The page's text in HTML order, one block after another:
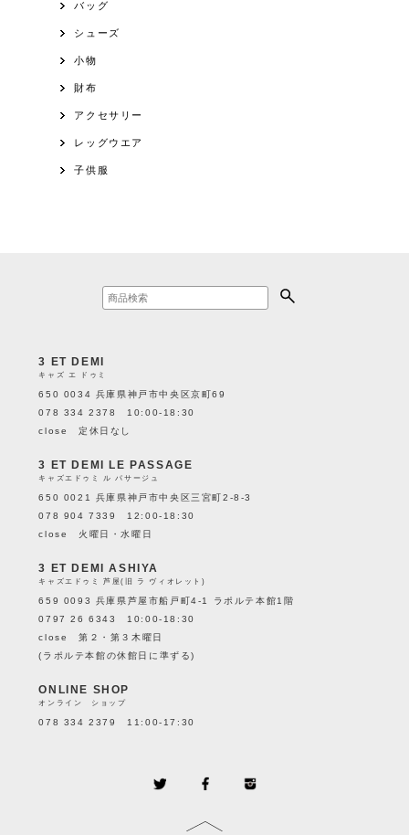
バッグ
シューズ
小物
財布
アクセサリー
レッグウエア
子供服
3 ET DEMI
キャズ エ ドゥミ
650 0034 兵庫県神戸市中央区京町69
078 334 2378 10:00-18:30
close 定休日なし
3 ET DEMI LE PASSAGE
キャズエドゥミ ル パサージュ
650 0021 兵庫県神戸市中央区三宮町2-8-3
078 904 7339 12:00-18:30
close 火曜日・水曜日
3 ET DEMI ASHIYA
キャズエドゥミ 芦屋(旧 ラ ヴィオレット)
659 0093 兵庫県芦屋市船戸町4-1 ラポルテ本館1階
0797 26 6343 10:00-18:30
close 第２・第３木曜日
(ラポルテ本館の休館日に準ずる)
ONLINE SHOP
オンライン ショップ
078 334 2379 11:00-17:30